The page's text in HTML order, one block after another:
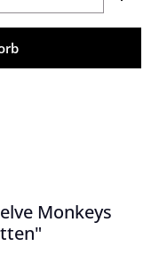
Monkeys